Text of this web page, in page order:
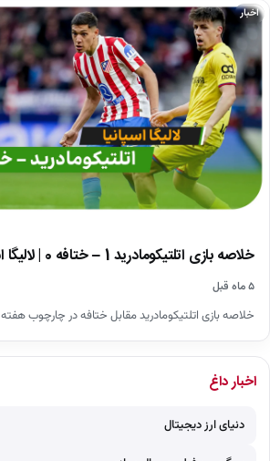
اخبار
خلاصه بازی اتلتیکومادرید 1 – ختافه 0 | لالیگا اسپانیا
۵ ماه قبل
خلاصه بازی اتلتیکومادرید مقابل ختافه در چارچوب هفته 28 لالیگا فصل 26-2025
اخبار داغ
دنیای ارز دیجیتال